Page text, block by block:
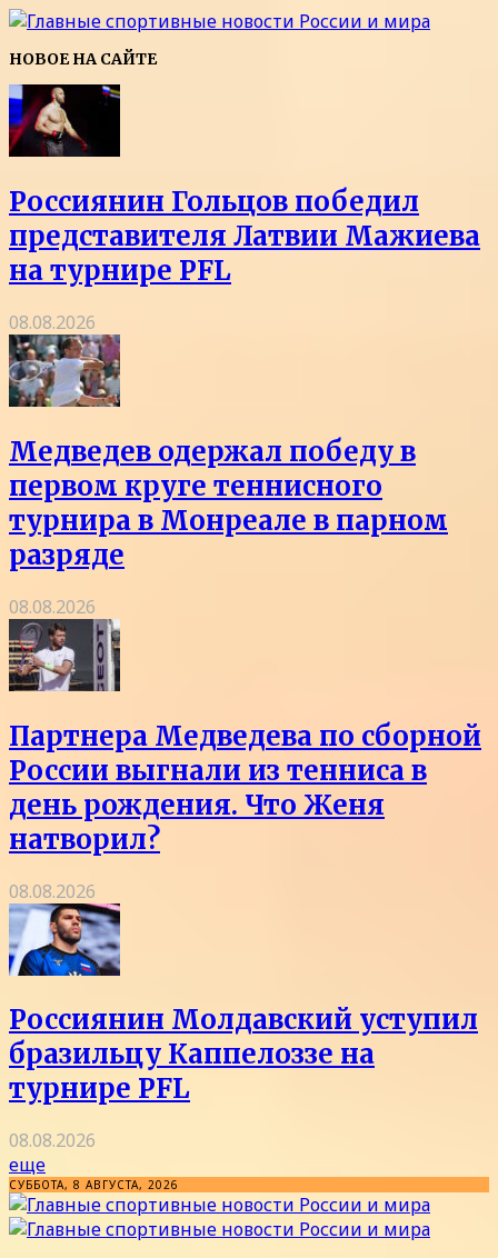
НОВОЕ НА САЙТЕ
Россиянин Гольцов победил
представителя Латвии Мажиева
на турнире PFL
08.08.2026
Медведев одержал победу в
первом круге теннисного
турнира в Монреале в парном
разряде
08.08.2026
Партнера Медведева по сборной
России выгнали из тенниса в
день рождения. Что Женя
натворил?
08.08.2026
Россиянин Молдавский уступил
бразильцу Каппелоззе на
турнире PFL
08.08.2026
еще
СУББОТА, 8 АВГУСТА, 2026